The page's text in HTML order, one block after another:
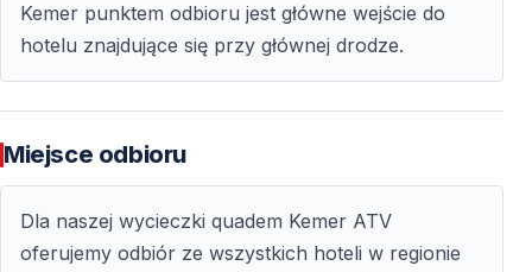
Dla kogo przeznaczona jest ta wycieczka?
Safari quadami w Kemer jest odpowiednie dla osób
Kemer punktem odbioru jest główne wejście do
hotelu znajdujące się przy głównej drodze.
Miejsce odbioru
Dla naszej wycieczki quadem Kemer ATV
oferujemy odbiór ze wszystkich hoteli w regionie